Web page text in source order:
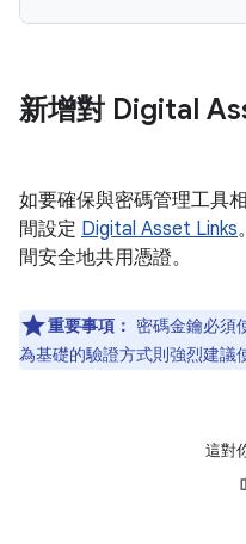
新增對 Digital
如要確保與密碼管理工具
間設定 Digital Asset Links
間安全地共用憑證。
重要事項： 密碼金鑰必須
為基礎的驗證方式則強烈建議
這對